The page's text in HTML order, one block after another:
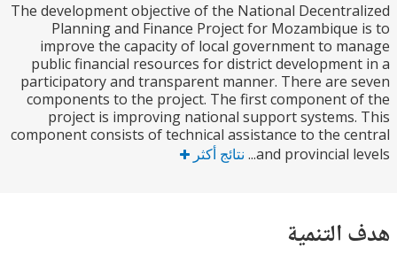
The development objective of the National
Planning and Finance Project for
improve the capacity of local government to
public financial resources for district
participatory and transparent manner. There are
components to the project. The first component
project is improving national support
component consists of technical assistance to the
and provincial نتائج أكثر